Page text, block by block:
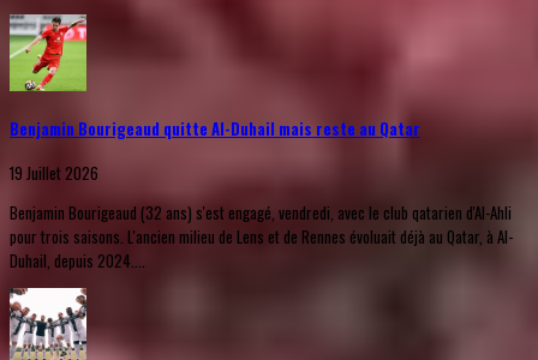
Benjamin Bourigeaud quitte Al-Duhail mais reste au Qatar
19 Juillet 2026
Benjamin Bourigeaud (32 ans) s'est engagé, vendredi, avec le club qatarien d'Al-Ahli
pour trois saisons. L'ancien milieu de Lens et de Rennes évoluait déjà au Qatar, à Al-
Duhail, depuis 2024....